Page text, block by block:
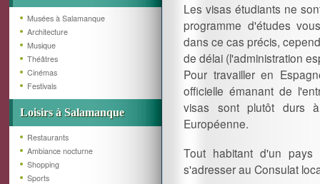
Musées à Salamanque
Architecture
Musique
Théâtres
Cinémas
Festivals
Loisirs à Salamanque
Restaurants
Ambiance nocturne
Shopping
Sports
Les visas étudiants ne
programme d'études
dans ce cas précis,
de délai (l'administration
Pour travailler en
officielle émanant de
visas sont plutôt durs
Européenne.
Tout habitant d'un
s'adresser au Consulat